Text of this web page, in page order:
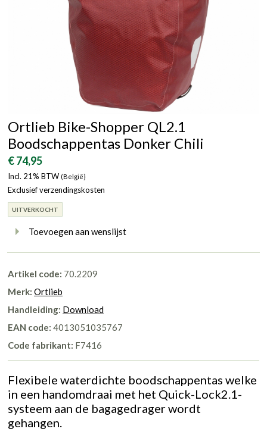
Ortlieb Bike-Shopper QL2.1
Boodschappentas Donker Chili
€ 74,95
Incl. 21% BTW (België}
Exclusief verzendingskosten
UITVERKOCHT
Toevoegen aan wenslijst
Artikel code: 70.2209
Merk: Ortlieb
Handleiding: Download
EAN code: 4013051035767
Code fabrikant: F7416
Flexibele waterdichte boodschappentas welke
in een handomdraai met het Quick-Lock2.1-
systeem aan de bagagedrager wordt
gehangen.